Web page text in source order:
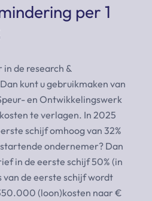
per 1
de research &
kunt u gebruikmaken van
en Ontwikkelingswerk
te verlagen. In 2025
schijf omhoog van 32%
ondernemer? Dan
in de eerste schijf 50% (in
van de eerste schijf wordt
(loon)kosten naar €